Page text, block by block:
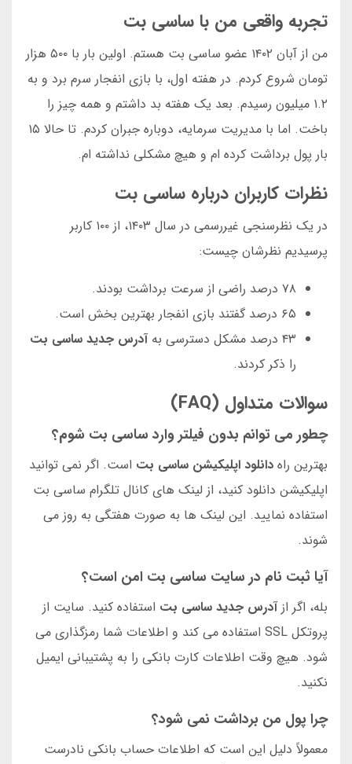
تجربه واقعی من با ساسی بت
من از آبان ۱۴۰۲ عضو ساسی بت هستم. اولین بار با ۵۰۰ هزار
تومان شروع کردم. در هفته اول، با بازی انفجار سرم برد و به
۱.۲ میلیون رسیدم. بعد یک هفته بد داشتم و همه چیز را
باخت. اما با مدیریت سرمایه، دوباره جبران کردم. تا حالا ۱۵
بار پول برداشت کرده ام و هیچ مشکلی نداشته ام.
نظرات کاربران درباره ساسی بت
در یک نظرسنجی غیررسمی در سال ۱۴۰۳، از ۱۰۰ کاربر
پرسیدیم نظرشان چیست:
۷۸ درصد راضی از سرعت برداشت بودند.
۶۵ درصد گفتند بازی انفجار بهترین بخش است.
۴۳ درصد مشکل دسترسی به
آدرس جدید ساسی بت
را ذکر کردند.
سوالات متداول (FAQ)
چطور می توانم بدون فیلتر وارد ساسی بت شوم؟
بهترین راه دانلود اپلیکیشن ساسی بت است. اگر نمی توانید
اپلیکیشن دانلود کنید، از لینک های کانال تلگرام ساسی بت
استفاده نمایید. این لینک ها به صورت هفتگی به روز می
شوند.
آیا ثبت نام در سایت ساسی بت امن است؟
بله، اگر از آدرس جدید ساسی بت استفاده کنید. سایت از
پروتکل SSL استفاده می کند و اطلاعات شما رمزگذاری می
شود. هیچ وقت اطلاعات کارت بانکی را به پشتیبانی ایمیل
نکنید.
چرا پول من برداشت نمی شود؟
معمولاً دلیل این است که اطلاعات حساب بانکی نادرست